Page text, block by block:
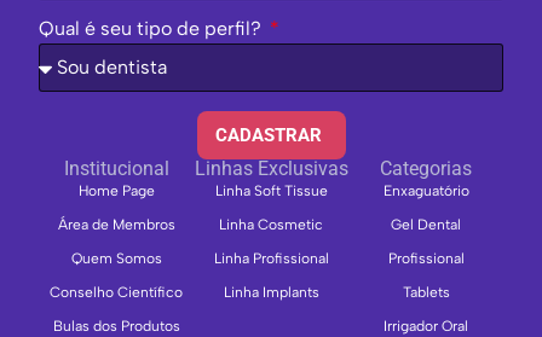
Institucional
Home Page
Área de Membros
Quem Somos
Conselho Científico
Bulas dos Produtos
Linhas Exclusivas
Linha Soft Tissue
Linha Cosmetic
Linha Profissional
Linha Implants
Categorias
Enxaguatório
Gel Dental
Profissional
Tablets
Irrigador Oral
Qual é seu tipo de perfil?
CADASTRAR